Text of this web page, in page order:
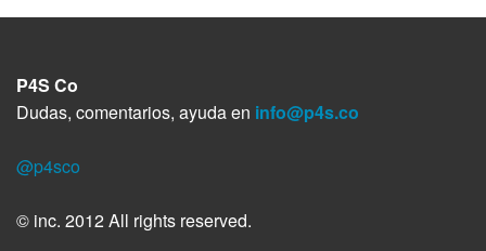
P4S Co
Dudas, comentarios, ayuda en info@p4s.co
@p4sco
© inc. 2012 All rights reserved.